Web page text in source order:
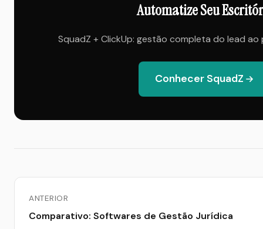
Automatize Seu
SquadZ + ClickUp: gestão completa do lead
Conhecer SquadZ
ANTERIOR
Comparativo: Softwares de Gestão Jurídica